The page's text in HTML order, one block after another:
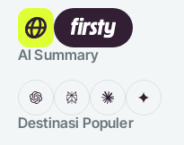
AI Summary
Destinasi Populer